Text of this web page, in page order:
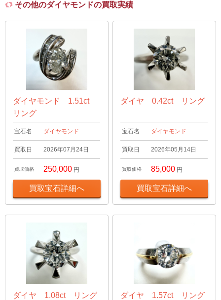
その他のダイヤモンドの買取実績
ダイヤモンド 1.51ct
リング
宝石名 ダイヤモンド
買取日 2026年07月24日
買取価格 250,000 円
買取宝石詳細へ
ダイヤ 0.42ct リング
宝石名 ダイヤモンド
買取日 2026年05月14日
買取価格 85,000 円
買取宝石詳細へ
ダイヤ 1.08ct リング ダイヤ 1.57ct リング